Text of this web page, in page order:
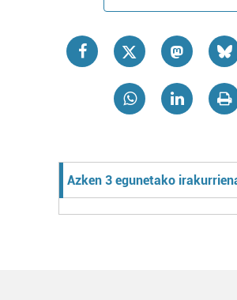
Azken 3 egunetako